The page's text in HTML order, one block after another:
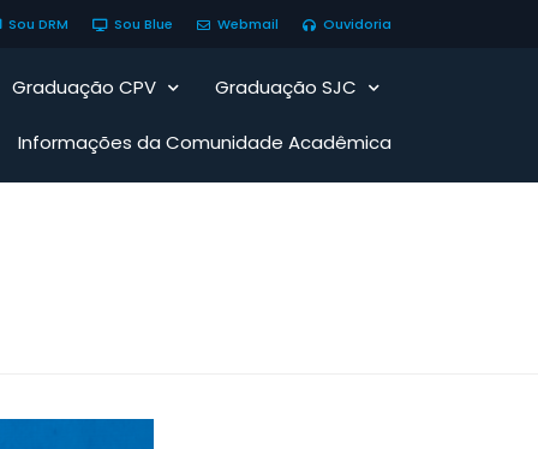
Sou DRM Sou Blue Webmail Ouvidoria
Graduação CPV Graduação SJC
Informações da Comunidade Acadêmica